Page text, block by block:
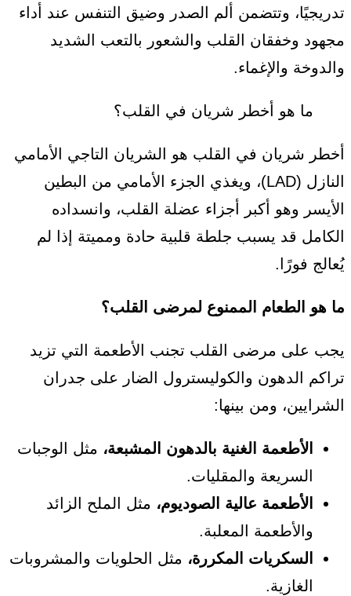
تدريجيًا، وتتضمن ألم الصدر وضيق التنفس عند أداء
مجهود وخفقان القلب والشعور بالتعب الشديد
والدوخة والإغماء.
ما هو أخطر شريان في القلب؟
أخطر شريان في القلب هو الشريان التاجي الأمامي
النازل (LAD)، ويغذي الجزء الأمامي من البطين
الأيسر وهو أكبر أجزاء عضلة القلب، وانسداده
الكامل قد يسبب جلطة قلبية حادة ومميتة إذا لم
يُعالج فورًا.
ما هو الطعام الممنوع لمرضى القلب؟
يجب على مرضى القلب تجنب الأطعمة التي تزيد
تراكم الدهون والكوليسترول الضار على جدران
الشرايين، ومن بينها:
الأطعمة الغنية بالدهون المشبعة، مثل الوجبات
السريعة والمقليات.
الأطعمة عالية الصوديوم، مثل الملح الزائد
والأطعمة المعلبة.
السكريات المكررة، مثل الحلويات والمشروبات
الغازية.